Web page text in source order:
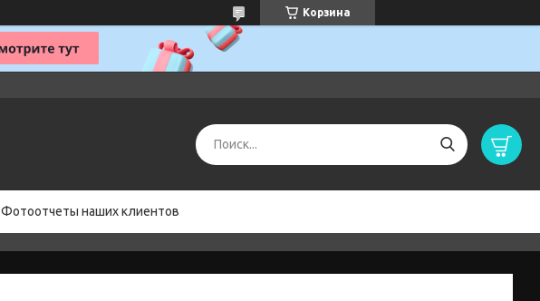
Корзина
Фотоотчеты наших клиентов